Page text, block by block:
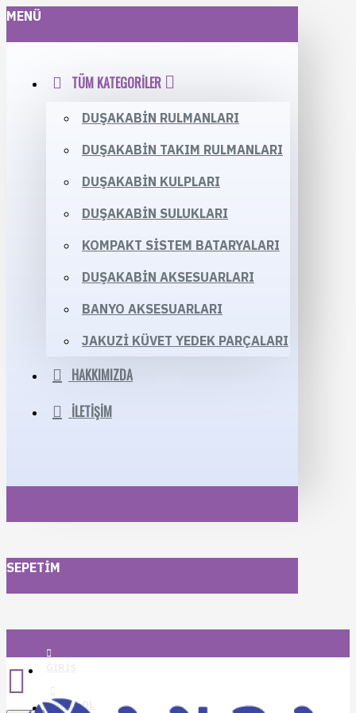
MENÜ
TÜM KATEGORILER
DUŞAKABIN RULMANLARI
DUŞAKABIN TAKIM RULMANLARI
DUŞAKABIN KULPLARI
DUŞAKABIN SULUKLARI
KOMPAKT SISTEM BATARYALARI
DUŞAKABIN AKSESUARLARI
BANYO AKSESUARLARI
JAKUZI KÜVET YEDEK PARÇALARI
HAKKIMIZDA
İLETIŞIM
SEPETIM
KAYIT OL